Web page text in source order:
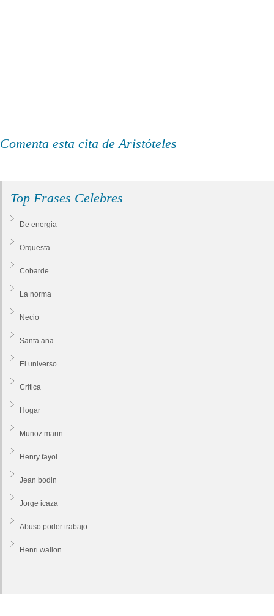
Comenta esta cita de Aristóteles
Top Frases Celebres
De energia
Orquesta
Cobarde
La norma
Necio
Santa ana
El universo
Critica
Hogar
Munoz marin
Henry fayol
Jean bodin
Jorge icaza
Abuso poder trabajo
Henri wallon